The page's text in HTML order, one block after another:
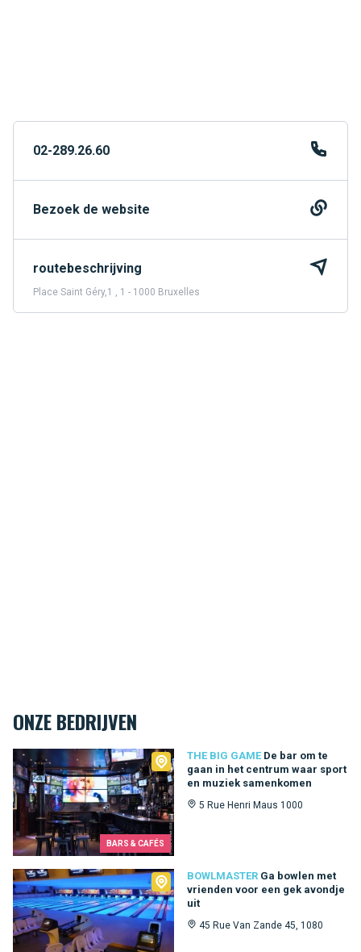
02-289.26.60
Bezoek de website
routebeschrijving
Place Saint Géry,1 , 1 - 1000 Bruxelles
ONZE BEDRIJVEN
BARS & CAFÉS
THE BIG GAME De bar om te
gaan in het centrum waar sport
en muziek samenkomen
5 Rue Henri Maus 1000
The Big Game
BOWLMASTER Ga bowlen met
vrienden voor een gek avondje
uit
45 Rue Van Zande 45, 1080
Bowlmaster